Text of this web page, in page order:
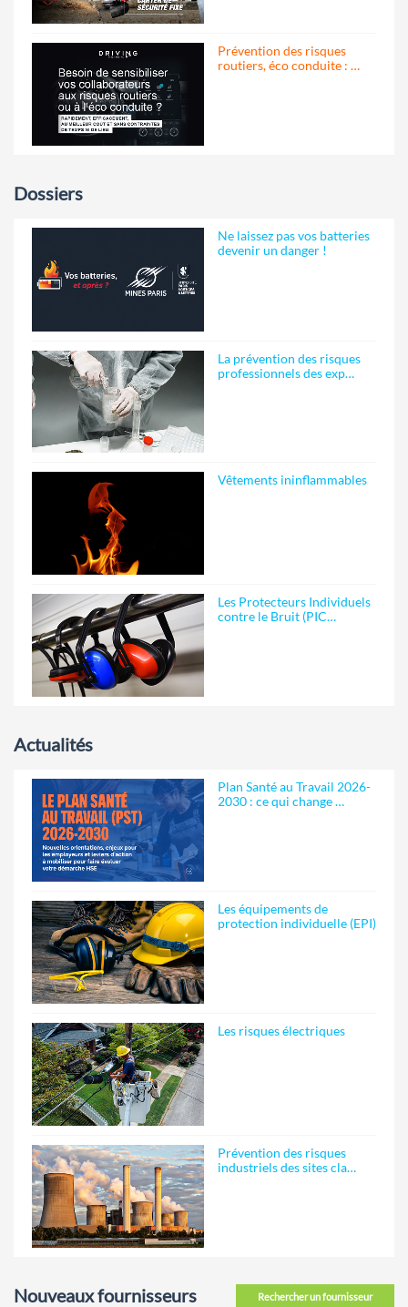
Prévention des risques
routiers, éco conduite : …
Dossiers
Ne laissez pas vos batteries
devenir un danger !
La prévention des risques
professionnels des exp…
Vêtements ininflammables
Les Protecteurs Individuels
contre le Bruit (PIC…
Actualités
Plan Santé au Travail 2026-
2030 : ce qui change …
Les équipements de
protection individuelle (EPI)
Les risques électriques
Prévention des risques
industriels des sites cla…
Rechercher un fournisseur
Nouveaux fournisseurs